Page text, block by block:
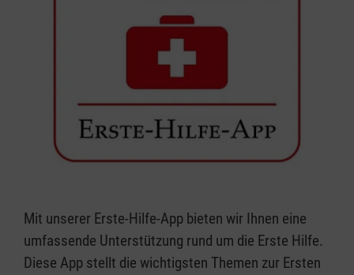
Mit unserer Erste-Hilfe-App bieten wir Ihnen eine
umfassende Unterstützung rund um die Erste Hilfe.
Diese App stellt die wichtigsten Themen zur Ersten